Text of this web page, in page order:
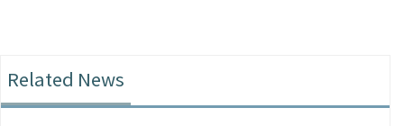
Related News